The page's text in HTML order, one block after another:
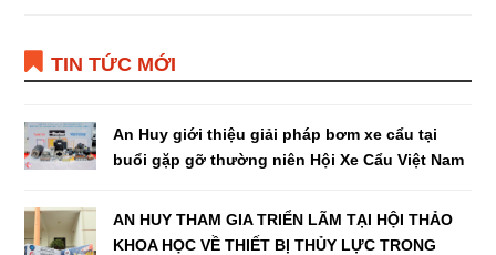
TIN TỨC MỚI
An Huy giới thiệu giải pháp bơm xe cẩu tại
buổi gặp gỡ thường niên Hội Xe Cẩu Việt Nam
AN HUY THAM GIA TRIỂN LÃM TẠI HỘI THẢO
KHOA HỌC VỀ THIẾT BỊ THỦY LỰC TRONG